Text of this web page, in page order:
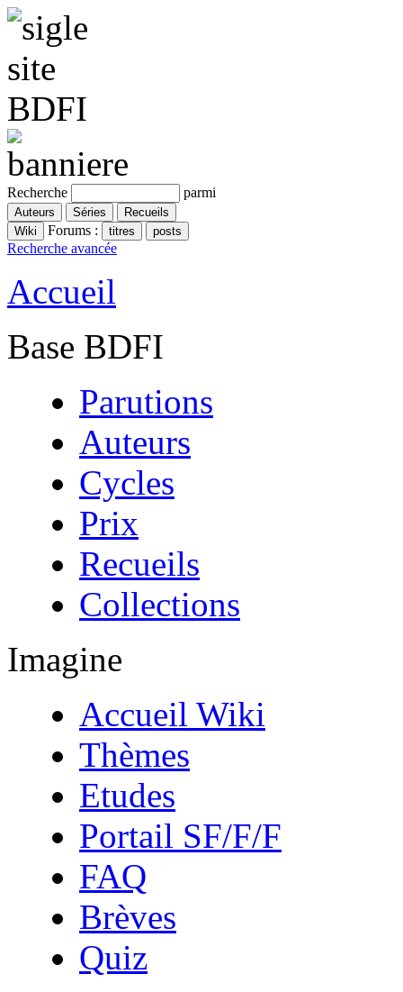
Recherche parmi
Forums :
Recherche avancée
Accueil
Base BDFI
Parutions
Auteurs
Cycles
Prix
Recueils
Collections
Imagine
Accueil Wiki
Thèmes
Etudes
Portail SF/F/F
FAQ
Brèves
Quiz